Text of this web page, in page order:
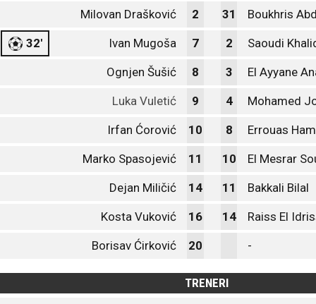
Milovan Drašković 2 31 Boukhris
32' Ivan Mugoša 7 2 Saoudi
Ognjen Šušić 8 3 El Ayyane
Luka Vuletić 9 4 Mohamed
Irfan Ćorović 10 8 Errouas
Marko Spasojević 11 10 El Mesrar
Dejan Miličić 14 11 Bakkali Bilal
Kosta Vuković 16 14 Raiss El
Borisav Ćirković 20 -
TRENERI